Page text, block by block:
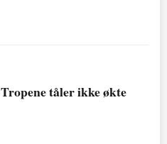
tåler ikke økte